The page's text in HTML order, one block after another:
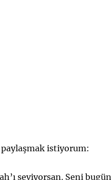
paylaşmak istiyorum:
seviyorsan. Seni bugün